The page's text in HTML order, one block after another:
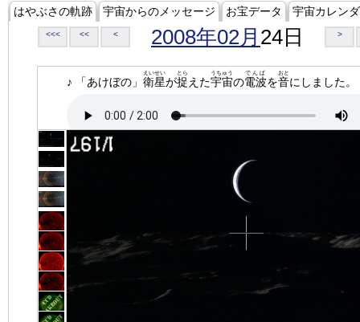
はやぶさの軌跡 宇宙からのメッセージ お宝データ 宇宙カレン
<<< << < 2008年02月 24日 >
♪ 「あけぼの」 衛星
えいせい
が捉
とら
えた宇宙
うちゅう
の電波
でんぱ
を音
おと
にしました。